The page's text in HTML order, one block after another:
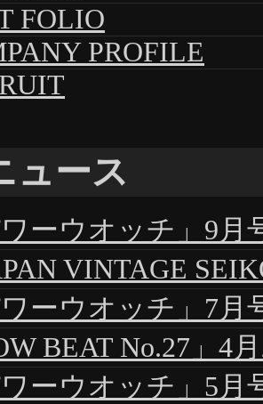
FOLIO
PROFILE
ュース
ワーウオッチ」9月
VINTAGE
ワーウオッチ」7月
BEAT No.27」4
ワーウオッチ」5月